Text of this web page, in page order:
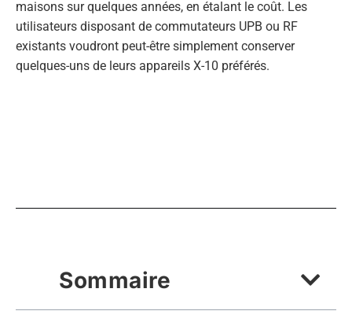
maisons sur quelques années, en étalant le coût. Les
utilisateurs disposant de commutateurs UPB ou RF
existants voudront peut-être simplement conserver
quelques-uns de leurs appareils X-10 préférés.
Sommaire